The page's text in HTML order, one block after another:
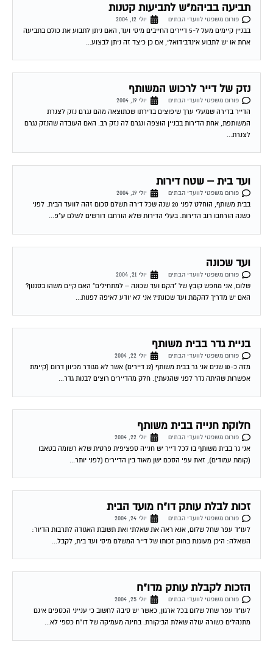
תביעה בביהמ"ש לתביעות קטנות
פורום משפטי לוועדי הבתים
יולי 12, 2004
בבניין קיימים מעל ל-5 דיירים החייבים מיסי ועד, האם ניתן לתבוע את כולם בתביעה
אחת או יש לתבוע אינדבידואלי, אם כן כיצד זה ניתן לבצוע...
נזק של דייר לרכוש המשותף
פורום משפטי לוועדי הבתים
יולי 19, 2004
הדייר בדירה שמעלי ערך שיפוצים בדירתו שכתוצאה מהם נגרם נזק לצנרת
המשותפת, אחת הדירות בבניין הוצפה ונגרם לה נזק רב. האם העובדה שהנזק נגרם
לצנרת...
ועד בית – שטח דירות
פורום משפטי לוועדי הבתים
יולי 19, 2004
בבית משותף, הוחלט לפני 20 שנה שכל דירה תשלם סכום זהה לוועד הבית. לפני
כשנה הורחבו רוב הדירות. בעלי הדירות שלא הורחבו דורשים לשלם ע"פ...
ועד שכונה
פורום משפטי לוועדי הבתים
יולי 21, 2004
שלום, אני מחפש קובץ של "הקם ועד שכונה – למתחילים" האם קיים משהו בסגנון?
האם יש מדריך להקמת ועד שכונתי? אני לא יודע לאיפה לפנות...
בניית גדר בבית משותף
פורום משפטי לוועדי הבתים
יולי 22, 2004
מזה כ-10 שנים אני גר בבית משותף (12 דיירים) אשר לא מגודר מכיוון דרום (קיימת
אפשרות שהיתה גדר לפני שהגעתי). חלק מהדיירים רוצים לבנות גדר...
חלוקת חנייה בבית משותף
פורום משפטי לוועדי הבתים
יולי 22, 2004
אני גר בבית משותף בו לכל דייר יש חנייה ספציפית פרטית שלא רשומה בטאבו
(קומת עמודים), זאת עפי הסכם ישן מאוד בין הדיירים (לפני יותר...
זכות לבלת עותק דו"ח מועד הבית
פורום משפטי לוועדי הבתים
יולי 24, 2004
לעו"ד עפר שחל שלום, אנא ראה את שאלתי ואת תשובת האגודה לתרבות הדיור:
השאלה: היכן מעוגנת בחוק זכותו של דייר המשלם מיסי ועד בית, לקבל...
הזכות לקבלת עותק מדו"ח
פורום משפטי לוועדי הבתים
יולי 25, 2004
לעו"ד עפר שחל שלום בכל ארגון, כאשר יש סיבה לחשוב כי ענייני הכספים אינם
מתנהלים כשורה עולה שאלת הביקורת. בחינה מעמיקה של דו"ח כספי לא...